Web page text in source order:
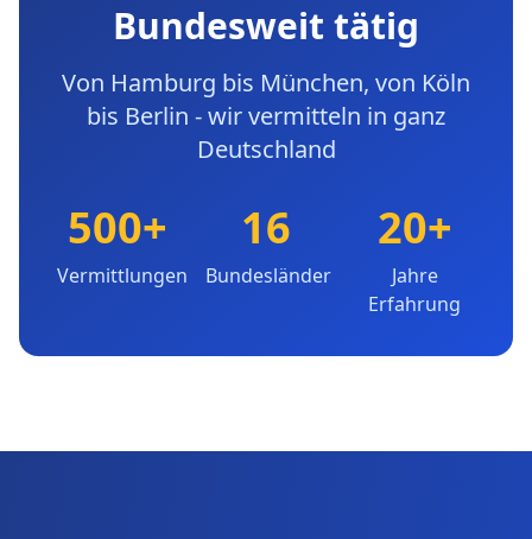
Bundesweit tätig
Von Hamburg bis München, von Köln
bis Berlin - wir vermitteln in ganz
Deutschland
500+
Vermittlungen
16
Bundesländer
20+
Jahre
Erfahrung